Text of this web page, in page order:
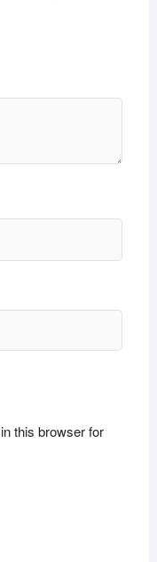
this browser for